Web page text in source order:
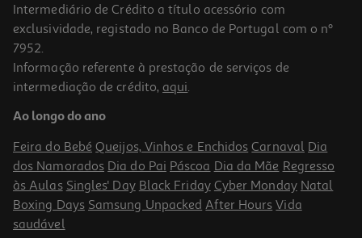
Protetor Ecrã Qilive Iphone 16e/13/13 Pro/14
4.99 €/un
4,99 €
Intermediário de Crédito a título acessório com
exclusividade, registado no Banco de Portugal com o nº
7952.
Informação referente à prestação de serviços de
intermediação de crédito, aqui.
Ao longo do ano
Feira do Bebé Queijos, Vinhos e Enchidos Carnaval Dia
dos Namorados Dia do Pai Páscoa Dia da Mãe Regresso
às Aulas Singles' Day Black Friday Cyber Monday Natal
Boxing Days Samsung Unpacked After Hours Vida
saudável